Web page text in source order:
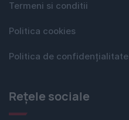
Termeni si conditii
Politica cookies
Politica de confidențialitate
Rețele sociale